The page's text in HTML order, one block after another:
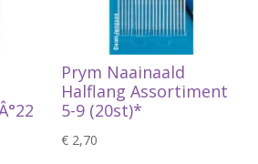
Prym Naainaald
Halflang Assortiment
5-9 (20st)*
€ 2,70